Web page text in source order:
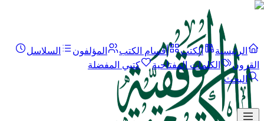
الرئيسية الكتب أقسام الكتب المؤلفون
السلاسل
القرون
الكلمات المفتاحية
كتبي المفضلة
البحث